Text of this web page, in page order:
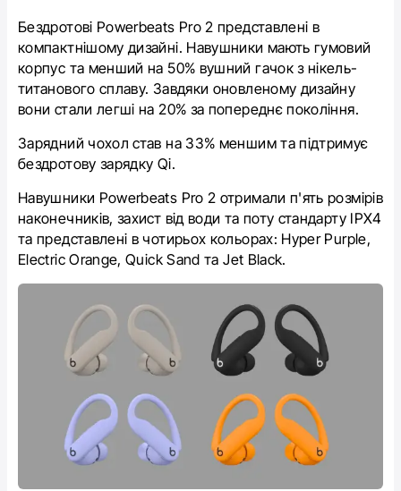
Бездротові Powerbeats Pro‌ 2 представлені в
компактнішому дизайні. Навушники мають гумовий
корпус та менший на 50% вушний гачок з нікель-
титанового сплаву. Завдяки оновленому дизайну
вони стали легші на 20% за попереднє покоління.
Зарядний чохол став на 33% меншим та підтримує
бездротову зарядку Qi.
Навушники Powerbeats Pro 2 отримали п'ять розмірів
наконечників, захист від води та поту стандарту IPX4
та представлені в чотирьох кольорах: Hyper Purple,
Electric Orange, Quick Sand та Jet Black.